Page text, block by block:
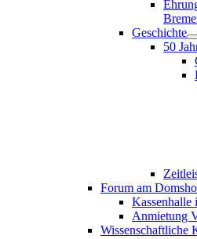
Geschichte
50
Forum am
Kassenhalle
Anmietung
Wissenschaftliche